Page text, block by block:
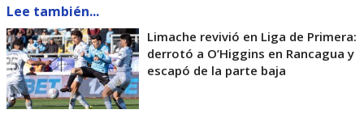
Lee también...
Limache revivió en Liga de Primera:
derrotó a O’Higgins en Rancagua y
escapó de la parte baja